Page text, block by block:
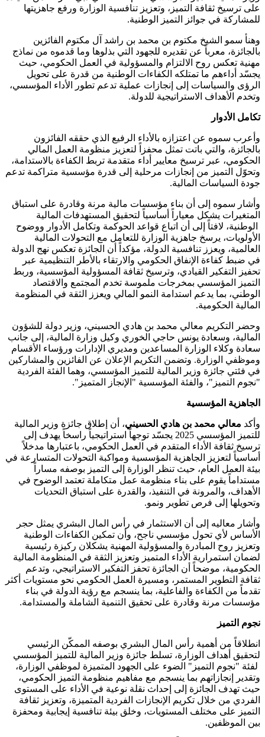
على ترسيخ ثقافة التميز، وتعزيز تنافسية الوزارة ورفع جاهزيتها
للمشاركة في جوائز التميز الوطنية.
وهنأ سمو الشيخ مكتوم بن محمد بن راشد آل مكتوم الفائزين
بالجائزة، معرباً عن تقديره للجهود التي بذلوها وما قدموه من نماذج
مهنية تعكس روح الالتزام والمسؤولية في العمل الحكومي، حيث
يجسّد أداءهم ما تمتلكه الكفاءات الوطنية من قدرة على تحويل
الرؤى والسياسات إلى إنجازات عملية تدعم تطور الأداء المؤسسي،
وتخدم الأهداف الاستراتيجية للدولة.
تكامل الأدوار
وأعرب سموه عن اعتزازه بالأداء الرفيع الذي حققه الفائزون
بالجائزة، والتي باتت تمثل محفزاً لتعزيز منظومة العمل المالي
الحكومي، عبر ترسيخ معايير أداء متقدمة تربط الكفاءة بالاستدامة،
وتحوّل التميز من إنجازات مرحلية إلى قدرة مؤسسية متراكمة تدعم
جودة السياسات المالية.
وأشار سموه إلى أن بناء مؤسسات مالية مرنة وقادرة على استباق
المتغيرات يشكل معياراً أساسياً لتحقيق المستهدفات المالية
الوطنية، لافتاً إلى أن اتباع قواعد الحوكمة وتكامل الأدوار ووضوح
الأولويات، يرسخ جاهزية الوزارة للتعامل مع التحولات المالية
العالمية، ويعزز تنافسية الدولة، مؤكداً أن الجائزة تعكس نهج الدولة
في ضبط كفاءة الإنفاق الحكومي والارتقاء بالأطر التنظيمية عبر
تحفيز التفكير القيادي، وترسيخ ثقافة المسؤولية المؤسسية، وربط
التميز المؤسسي بمخرجات ملموسة تخدم المجتمع والاقتصاد
الوطني، بما يدعم استدامة النمو المالي ويعزز الثقة في المنظومة
المالية الحكومية.
وحضر التكريم معالي محمد بن هادي الحسيني، وزير دولة للشؤون
المالية، وسعادة يونس حاجي الخوري وكيل وزارة المالية، إلى جانب
سعادة وكلاء الوزارة المساعدين ومديري الإدارات ورؤساء الأقسام
وموظفي الوزارة. وتضمن التكريم الإعلان عن الفائزين والمشاركين
في فئتي جائزة وزير المالية للتميز المؤسسي، وهما الفئة الفردية
"نجوم التميز"، والفئة المؤسسية "الإنجاز المتميز".
الجاهزية المؤسسية
وأكد معالي محمد بن هادي الحسيني، أن إطلاق جائزة وزير المالية
للتميز المؤسسي 2025 يجسّد توجهاً استراتيجياً راسخاً يهدف إلى
ترسيخ ثقافة الأداء المتقدم في العمل الحكومي، باعتبارها مدخلاً
أساسياً لتعزيز الجاهزية المؤسسية ومواكبة التحولات المتسارعة في
بيئة العمل العام، حيث تنظر الوزارة إلى التميز بوصفه مساراً
مستداماً يقوم على بناء منظومة عمل متكاملة تعتمد الوضوح في
الأهداف، والمرونة في التنفيذ، والقدرة على استباق التحديات
وتحويلها إلى فرص تطوير ونمو.
وأشار معاليه إلى أن الاستثمار في رأس المال البشري يمثل حجر
الأساس لأي تحول مؤسسي ناجح، وأن تمكين الكفاءات الوطنية
وتعزيز روح المبادرة والمسؤولية المهنية يشكلان ركيزة رئيسية
لضمان استمرارية الأداء المتميز وتعزيز الثقة في المنظومة المالية
الحكومية، موضحاً أن الجائزة تحفز التفكير الاستراتيجي، وتدعم
ثقافة التطوير المستمر، ومسيرة العمل الحكومي نحو مستويات أكثر
تقدماً من الكفاءة والفاعلية، بما ينسجم مع رؤية الدولة في بناء
مؤسسات مرنة وقادرة على تحقيق التنمية الشاملة والمستدامة.
نجوم التميز
انطلاقاً من أهمية رأس المال البشري بوصفه الممكّن الرئيسي
لتحقيق أهداف الوزارة، تسلط جائزة وزير المالية للتميز المؤسسي
لفئة "نجوم التميز" الضوء على الجهود المتميزة لموظفي الوزارة،
وتقدير إنجازاتهم بما ينسجم مع مفاهيم منظومة التميز الحكومي،
حيث تهدف الجائزة إلى إحداث نقلة نوعية في الأداء على المستوى
الفردي من خلال تكريم الإنجازات الفردية المتميزة، وتعزيز ثقافة
التميز على مختلف المستويات، وخلق بيئة تنافسية إيجابية ومحفزة
بين الموظفين.